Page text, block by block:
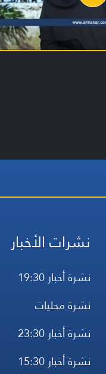
نشرات الأخبار
نشرة أخبار 19:30
نشرة محليات
نشرة أخبار 23:30
نشرة أخبار 15:30